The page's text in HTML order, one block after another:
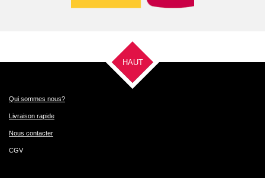
HAUT
Qui sommes nous?
Livraison rapide
Nous contacter
CGV